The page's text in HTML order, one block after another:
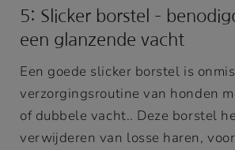
5: Slicker borstel –
een glanzende vacht
Een goede slicker borstel is
verzorgingsroutine van honden
of dubbele vacht.. Deze borstel
verwijderen van losse haren,